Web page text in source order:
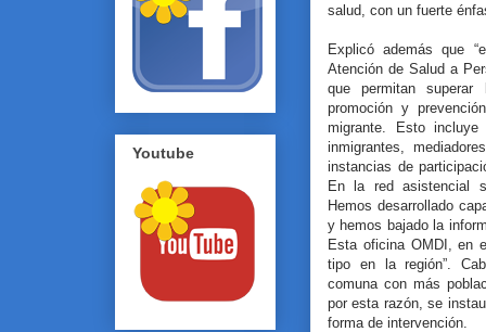
salud, con un fuerte
Explicó además que
Atención de Salud a
que permitan
promoción y
migrante. Esto
inmigrantes,
instancias de
En la red asistencial
Hemos desarrollado
y hemos bajado la
Esta oficina OMDI, en
tipo en la región”.
comuna con más
por esta razón, se
forma de intervención.
Youtube